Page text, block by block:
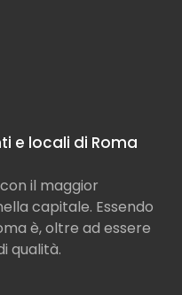
e locali di Roma
il maggior
capitale. Essendo
è, oltre ad essere
qualità.